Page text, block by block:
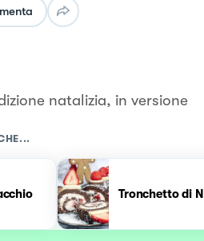
natalizia, in versione
Tronchetto di